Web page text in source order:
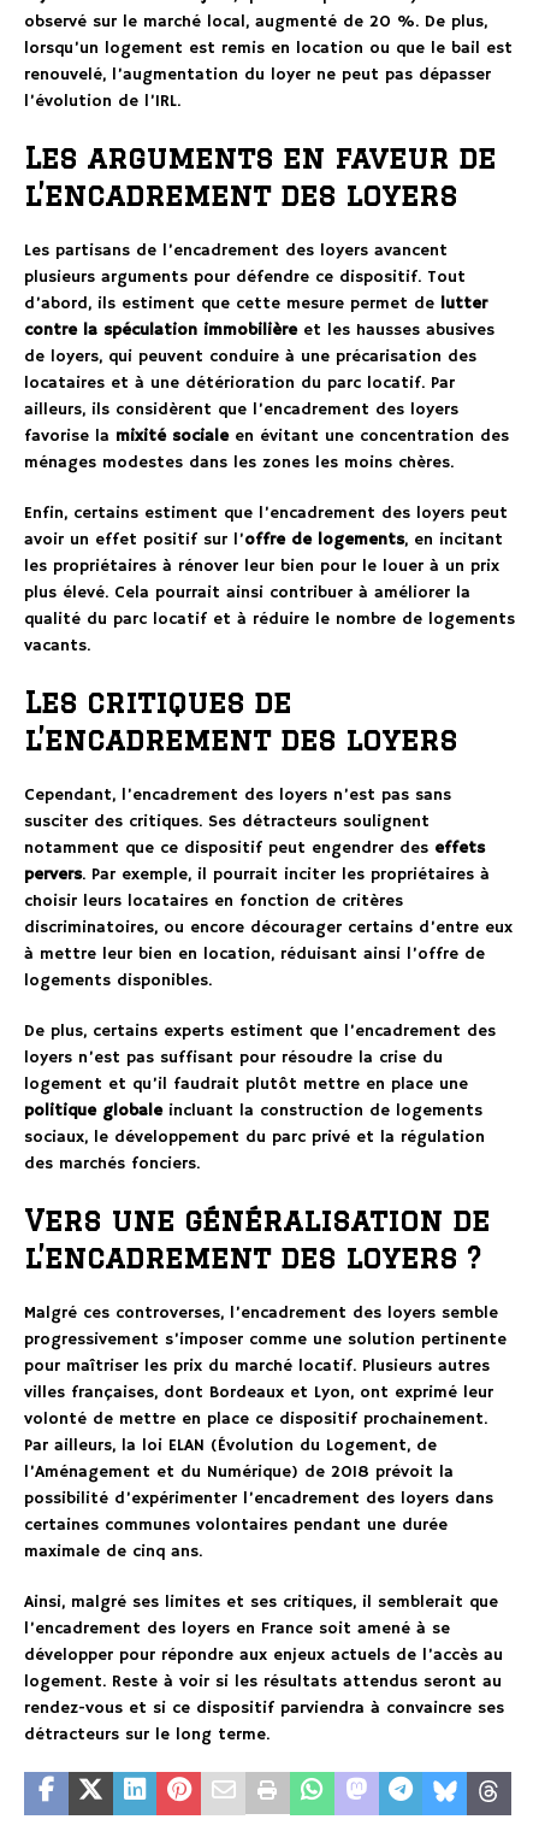
observé sur le marché local, augmenté de 20 %. De plus,
lorsqu’un logement est remis en location ou que le bail est
renouvelé, l’augmentation du loyer ne peut pas dépasser
l’évolution de l’IRL.
Les arguments en faveur de
l’encadrement des loyers
Les partisans de l’encadrement des loyers avancent
plusieurs arguments pour défendre ce dispositif. Tout
d’abord, ils estiment que cette mesure permet de lutter
contre la spéculation immobilièreet les hausses abusives
de loyers, qui peuvent conduire à une précarisation des
locataires et à une détérioration du parc locatif. Par
ailleurs, ils considèrent que l’encadrement des loyers
favorise la mixité socialeen évitant une concentration des
ménages modestes dans les zones les moins chères.
Enfin, certains estiment que l’encadrement des loyers peut
avoir un effet positif sur l’offre de logements, en incitant
les propriétaires à rénover leur bien pour le louer à un prix
plus élevé. Cela pourrait ainsi contribuer à améliorer la
qualité du parc locatif et à réduire le nombre de logements
vacants.
Les critiques de
l’encadrement des loyers
Cependant, l’encadrement des loyers n’est pas sans
susciter des critiques. Ses détracteurs soulignent
notamment que ce dispositif peut engendrer des effets
pervers. Par exemple, il pourrait inciter les propriétaires à
choisir leurs locataires en fonction de critères
discriminatoires, ou encore décourager certains d’entre eux
à mettre leur bien en location, réduisant ainsi l’offre de
logements disponibles.
De plus, certains experts estiment que l’encadrement des
loyers n’est pas suffisant pour résoudre la crise du
logement et qu’il faudrait plutôt mettre en place une
politique globaleincluant la construction de logements
sociaux, le développement du parc privé et la régulation
des marchés fonciers.
Vers une généralisation de
l’encadrement des loyers ?
Malgré ces controverses, l’encadrement des loyers semble
progressivement s’imposer comme une solution pertinente
pour maîtriser les prix du marché locatif. Plusieurs autres
villes françaises, dont Bordeaux et Lyon, ont exprimé leur
volonté de mettre en place ce dispositif prochainement.
Par ailleurs, la loi ELAN (Évolution du Logement, de
l’Aménagement et du Numérique) de 2018 prévoit la
possibilité d’expérimenter l’encadrement des loyers dans
certaines communes volontaires pendant une durée
maximale de cinq ans.
Ainsi, malgré ses limites et ses critiques, il semblerait que
l’encadrement des loyers en France soit amené à se
développer pour répondre aux enjeux actuels de l’accès au
logement. Reste à voir si les résultats attendus seront au
rendez-vous et si ce dispositif parviendra à convaincre ses
détracteurs sur le long terme.